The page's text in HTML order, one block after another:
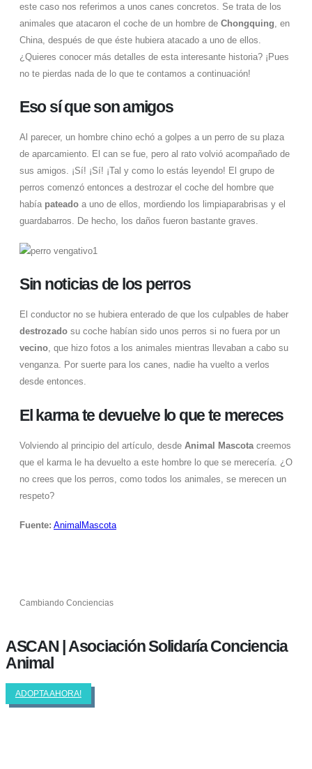
este caso nos referimos a unos canes concretos. Se trata de los
animales que atacaron el coche de un hombre de Chongquing , en
China, después de que éste hubiera atacado a uno de ellos.
¿Quieres conocer más detalles de esta interesante historia? ¡Pues
no te pierdas nada de lo que te contamos a continuación!
Eso sí que son amigos
Al parecer, un hombre chino echó a golpes a un perro de su plaza
de aparcamiento. El can se fue, pero al rato volvió acompañado de
sus amigos. ¡Sí! ¡Sí! ¡Tal y como lo estás leyendo! El grupo de
perros comenzó entonces a destrozar el coche del hombre que
había pateado a uno de ellos, mordiendo los limpiaparabrisas y el
guardabarros. De hecho, los daños fueron bastante graves.
Sin noticias de los perros
El conductor no se hubiera enterado de que los culpables de haber
destrozado su coche habían sido unos perros si no fuera por un
vecino, que hizo fotos a los animales mientras llevaban a cabo su
venganza. Por suerte para los canes, nadie ha vuelto a verlos
desde entonces.
El karma te devuelve lo que te mereces
Volviendo al principio del artículo, desde Animal Mascota creemos
que el karma le ha devuelto a este hombre lo que se merecería. ¿O
no crees que los perros, como todos los animales, se merecen un
respeto?
Fuente: AnimalMascota
Cambiando Conciencias
ASCAN | Asociación Solidaría Conciencia
Animal
ADOPTA AHORA!